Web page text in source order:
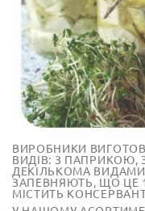
ВИРОБНИКИ
ВИДІВ: З ПАПРИКОЮ,
ДЕКІЛЬКОМА
ЗАПЕВНЯЮТЬ, ЩО ЦЕ
МІСТИТЬ